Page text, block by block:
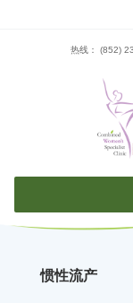
热线： (852)
惯性流产